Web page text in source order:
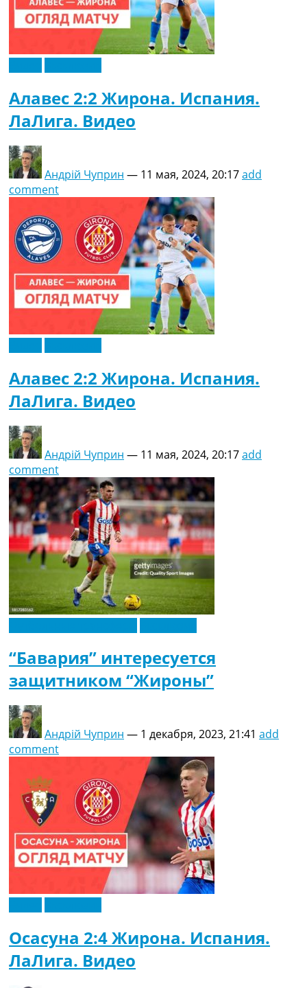
Алавес 2:2 Жирона. Испания.
ЛаЛига. Видео
Андрій Чуприн — 11 мая, 2024, 20:17add
comment
Алавес 2:2 Жирона. Испания.
ЛаЛига. Видео
Андрій Чуприн — 11 мая, 2024, 20:17add
comment
“Бавария” интересуется
защитником “Жироны”
Андрій Чуприн — 1 декабря, 2023, 21:41 add
comment
Осасуна 2:4 Жирона. Испания.
ЛаЛига. Видео